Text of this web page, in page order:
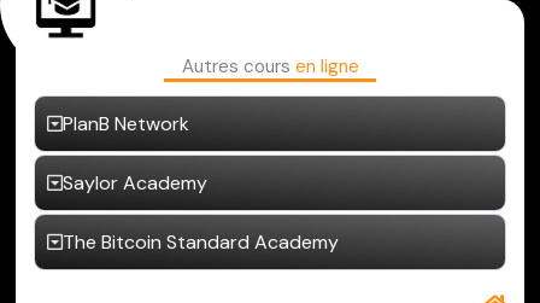
Autres cours en ligne
PlanB Network
Saylor Academy
The Bitcoin Standard Academy